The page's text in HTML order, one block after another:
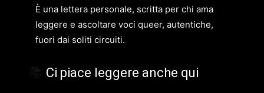
È una lettera personale, scritta per chi ama
leggere e ascoltare voci queer, autentiche,
fuori dai soliti circuiti.
Ci piace leggere anche qui